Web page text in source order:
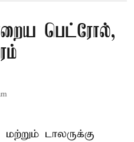
பெட்ரோல்,
டாலருக்கு